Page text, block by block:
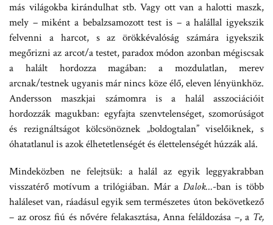
más világokba kirándulhat stb. Vagy ott van a halotti maszk,
mely – miként a bebalzsamozott test is – a halállal igyekszik
felvenni a harcot, s az örökkévalóság számára igyekszik
megőrizni az arcot/a testet, paradox módon azonban mégiscsak
a halált hordozza magában: a mozdulatlan, merev
arcnak/testnek ugyanis már nincs köze élő, eleven lényünkhöz.
Andersson maszkjai számomra is a halál asszociációit
hordozzák magukban: egyfajta szenvtelenséget, szomorúságot
és rezignáltságot kölcsönöznek „boldogtalan” viselőiknek, s
óhatatlanul is azok élhetetlenségét és élettelenségét húzzák alá.
Mindeközben ne felejtsük: a halál az egyik leggyakrabban
visszatérő motívum a trilógiában. Már aDalok…-ban is több
haláleset van, ráadásul egyik sem természetes úton bekövetkező
– az orosz fiú és nővére felakasztása, Anna feláldozása –, a Te,